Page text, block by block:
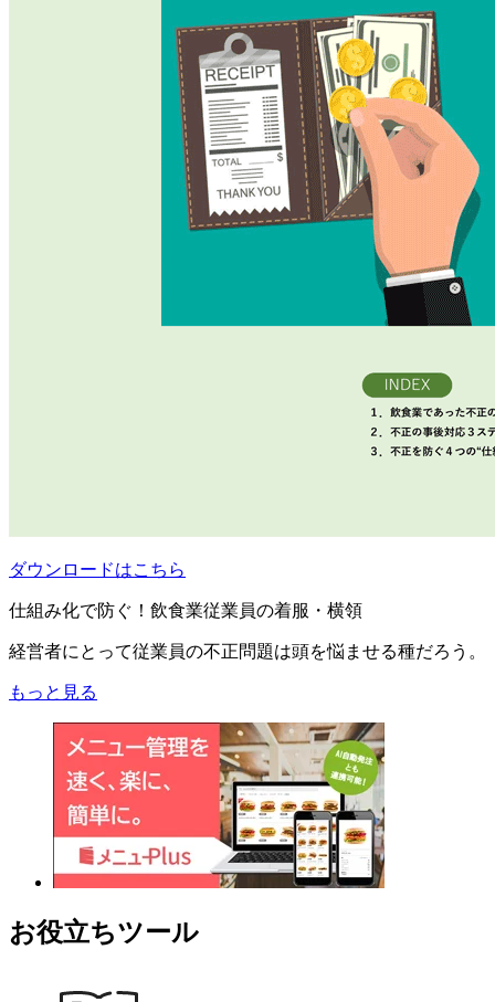
ダウンロードはこちら
仕組み化で防ぐ！飲食業従業員の着服・横領
経営者にとって従業員の不正問題は頭を悩ませる種だろう。
もっと見る
お役立ちツール